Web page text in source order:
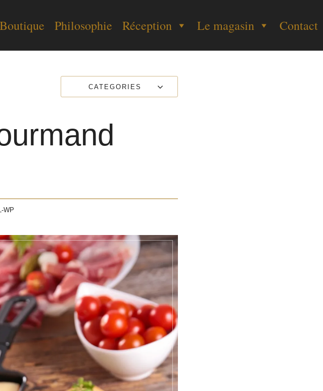
Boutique Philosophie Réception Le magasin Contact
CATEGORIES
WP